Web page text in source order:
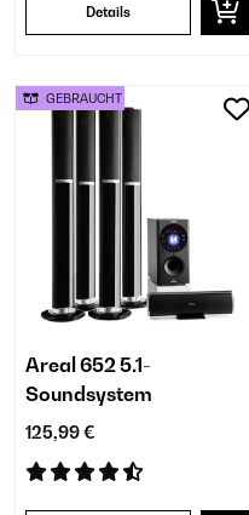
Details
Areal 652 5.1-
Soundsystem
125,99 €
GEBRAUCHT